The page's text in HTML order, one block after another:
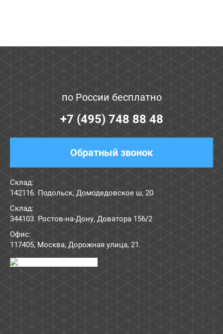
по России бесплатно
+7 (495) 748 88 48
Обратный звонок
Склад:
142116. Подольск, Домодедовское ш, 20
Склад:
344103. Ростов-на-Дону, Доватора 156/2
Офис:
117405, Москва, Дорожная улица, 21.